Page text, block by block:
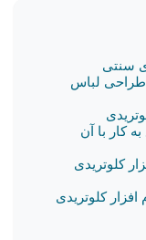
سنتی
طراحی لباس
کار با آن
کلوتریدی
کلوتریدی